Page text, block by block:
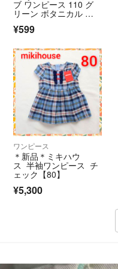
ブ ワンピース 110 グ
リーン ボタニカル キ
プ 夏物 リゾート 旅行
¥599
ワンピース
＊新品＊ミキハウ
ス 半袖ワンピース チ
ェック【80】
¥5,300